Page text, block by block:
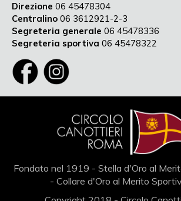
Direzione 06 45478304
Centralino 06 3612921-2-3
Segreteria generale 06 45478336
Segreteria sportiva 06 45478322
Fondato nel 1919 - Stella d'Oro al
- Collare d'Oro al Merito